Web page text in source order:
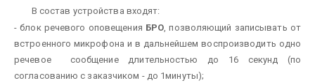
В состав устройства входят:
- блок речевого оповещения БРО , позволяющий записывать от
встроенного микрофона и в дальнейшем воспроизводить одно
речевое сообщение длительностью до 16 секунд (по
согласованию с заказчиком - до 1минуты);